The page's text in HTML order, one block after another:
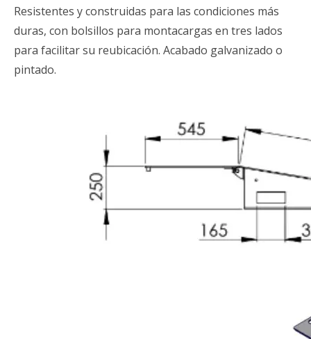
Resistentes y construidas para las condiciones más
duras, con bolsillos para montacargas en tres lados
para facilitar su reubicación. Acabado galvanizado o
pintado.